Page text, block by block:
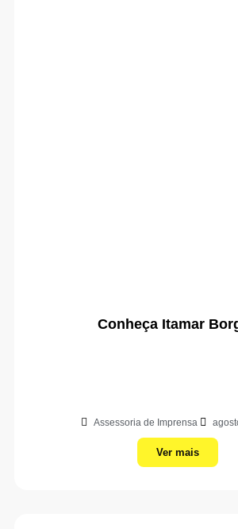
Conheça Itamar
Assessoria de Imprensa
Ver mais